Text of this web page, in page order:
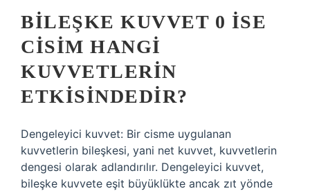
BILEŞKE KUVVET 0 ISE
CISIM HANGI
KUVVETLERIN
ETKISINDEDIR?
Dengeleyici kuvvet: Bir cisme uygulanan
kuvvetlerin bileşkesi, yani net kuvvet, kuvvetlerin
dengesi olarak adlandırılır. Dengeleyici kuvvet,
bileşke kuvvete eşit büyüklükte ancak zıt yönde